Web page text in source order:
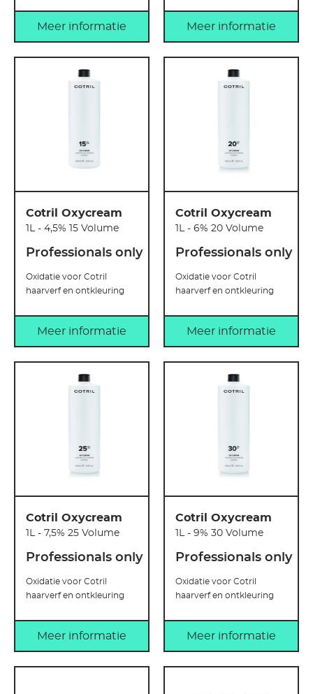
Meer informatie Meer informatie
Cotril Oxycream
1L - 4,5% 15 Volume
Professionals only
Oxidatie voor Cotril
haarverf en ontkleuring
Meer informatie
Cotril Oxycream
1L - 6% 20 Volume
Professionals only
Oxidatie voor Cotril
haarverf en ontkleuring
Meer informatie
Cotril Oxycream
1L - 7,5% 25 Volume
Professionals only
Oxidatie voor Cotril
haarverf en ontkleuring
Meer informatie
Cotril Oxycream
1L - 9% 30 Volume
Professionals only
Oxidatie voor Cotril
haarverf en ontkleuring
Meer informatie